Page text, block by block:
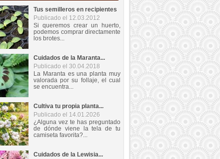
Tus semilleros en recipientes
Publicado el 12.03.2012
Si queremos crear un huerto,
podemos comprar directamente
los brotes...
Cuidados de la Maranta...
Publicado el 30.04.2018
La Maranta es una planta muy
valorada por su follaje, el cual
se encuentra...
Cultiva tu propia planta...
Publicado el 14.01.2026
¿Alguna vez te has preguntado
de dónde viene la tela de tu
camiseta favorita?...
Cuidados de la Lewisia...